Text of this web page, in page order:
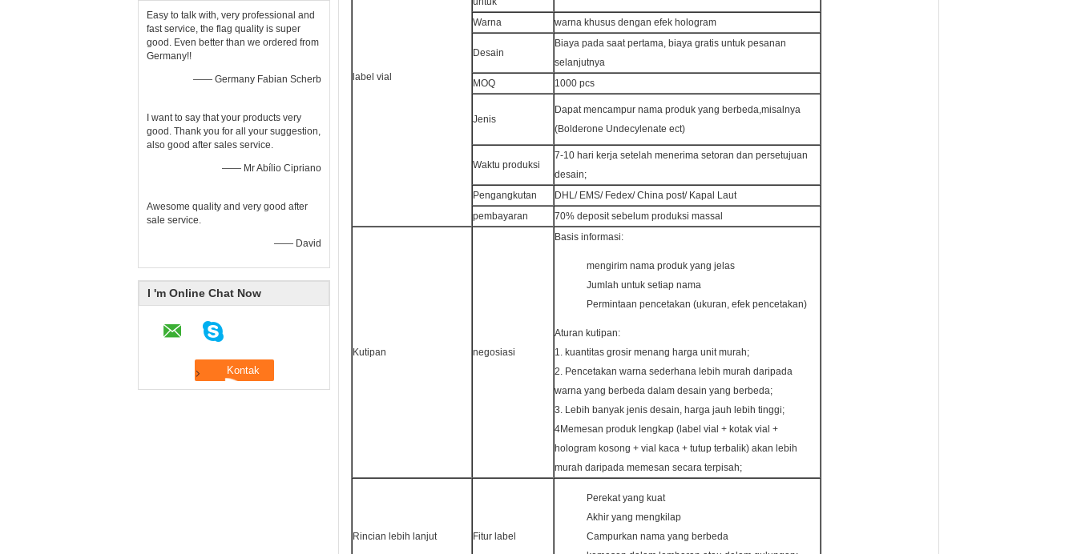
Easy to talk with, very professional and
fast service, the flag quality is super
good. Even better than we ordered from
Germany!!
—— Germany Fabian Scherb
I want to say that your products very
good. Thank you for all your suggestion,
also good after sales service.
—— Mr Abílio Cipriano
Awesome quality and very good after
sale service.
—— David
I 'm Online Chat Now
label vial
Warna warna khusus dengan efek hologram
Desain
Biaya pada saat pertama, biaya gratis untuk pesanan
selanjutnya
MOQ
1000 pcs
Jenis
Dapat mencampur nama produk yang berbeda,misalnya
(Bolderone Undecylenate ect)
Waktu produksi
7-10 hari kerja setelah menerima setoran dan persetujuan
desain;
Pengangkutan
DHL/ EMS/ Fedex/ China post/ Kapal Laut
pembayaran
70% deposit sebelum produksi massal
Kutipan negosiasi
Basis informasi:
mengirim nama produk yang jelas
Jumlah untuk setiap nama
Permintaan pencetakan (ukuran, efek pencetakan)
Aturan kutipan:
1. kuantitas grosir menang harga unit murah;
2. Pencetakan warna sederhana lebih murah daripada
warna yang berbeda dalam desain yang berbeda;
3. Lebih banyak jenis desain, harga jauh lebih tinggi;
4Memesan produk lengkap (label vial + kotak vial +
hologram kosong + vial kaca + tutup terbalik) akan lebih
murah daripada memesan secara terpisah;
Rincian lebih lanjut Fitur label
Perekat yang kuat
Akhir yang mengkilap
Campurkan nama yang berbeda